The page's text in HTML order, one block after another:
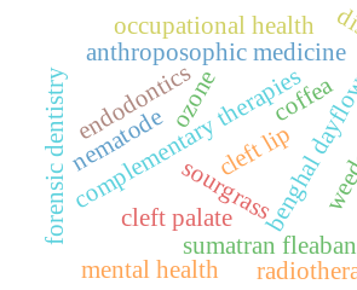
benghal
sourgrass
sumatran
anthroposophic medicine
complementary therapies
forensic dentistry cleft lip
cleft palate
ozone coffea
nematode
endodontics
mental health
occupational health